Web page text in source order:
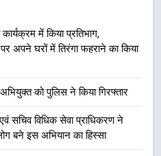
खुद मैदान में उतरे एसएसपी दून
में किया प्रतिभाग,
अपने घरों में तिरंगा फहराने का किया
को पुलिस ने किया गिरफ्तार
सचिव विधिक सेवा प्राधिकरण ने
बने इस अभियान का हिस्सा